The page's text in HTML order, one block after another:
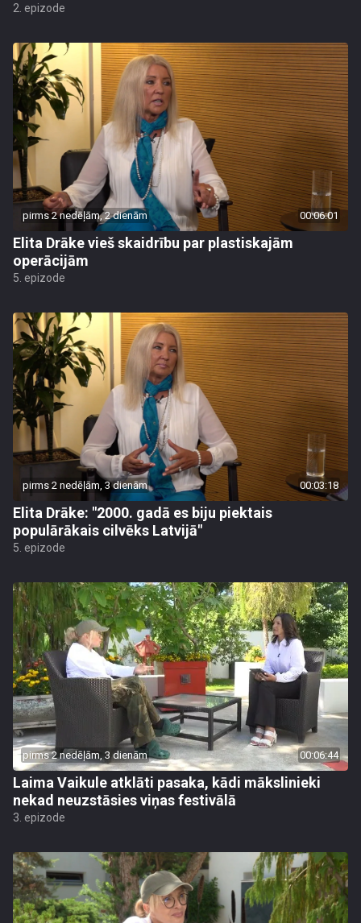
2. epizode
pirms 2 nedēļām, 2 dienām 00:06:01
Elita Drāke vieš skaidrību par plastiskajām
operācijām
5. epizode
pirms 2 nedēļām, 3 dienām 00:03:18
Elita Drāke: "2000. gadā es biju piektais
populārākais cilvēks Latvijā"
5. epizode
pirms 2 nedēļām, 3 dienām 00:06:44
Laima Vaikule atklāti pasaka, kādi mākslinieki
nekad neuzstāsies viņas festivālā
3. epizode